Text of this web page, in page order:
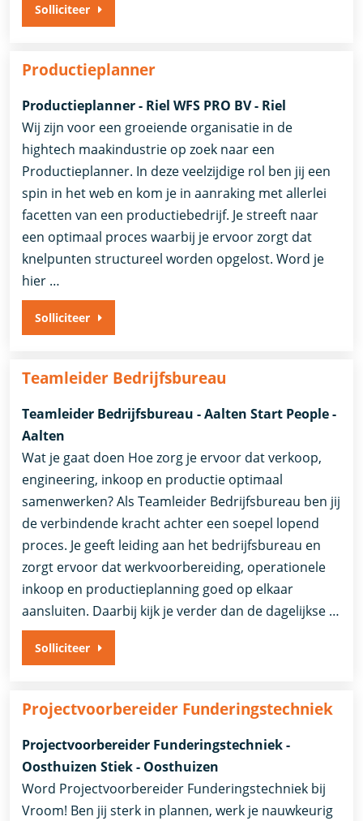
Solliciteer
Productieplanner
Productieplanner - Riel WFS PRO BV - Riel
Wij zijn voor een groeiende organisatie in de
hightech maakindustrie op zoek naar een
Productieplanner. In deze veelzijdige rol ben jij een
spin in het web en kom je in aanraking met allerlei
facetten van een productiebedrijf. Je streeft naar
een optimaal proces waarbij je ervoor zorgt dat
knelpunten structureel worden opgelost. Word je
hier …
Solliciteer
Teamleider Bedrijfsbureau
Teamleider Bedrijfsbureau - Aalten Start People -
Aalten
Wat je gaat doen Hoe zorg je ervoor dat verkoop,
engineering, inkoop en productie optimaal
samenwerken? Als Teamleider Bedrijfsbureau ben jij
de verbindende kracht achter een soepel lopend
proces. Je geeft leiding aan het bedrijfsbureau en
zorgt ervoor dat werkvoorbereiding, operationele
inkoop en productieplanning goed op elkaar
aansluiten. Daarbij kijk je verder dan de dagelijkse …
Solliciteer
Projectvoorbereider Funderingstechniek
Projectvoorbereider Funderingstechniek -
Oosthuizen Stiek - Oosthuizen
Word Projectvoorbereider Funderingstechniek bij
Vroom! Ben jij sterk in plannen, werk je nauwkeurig